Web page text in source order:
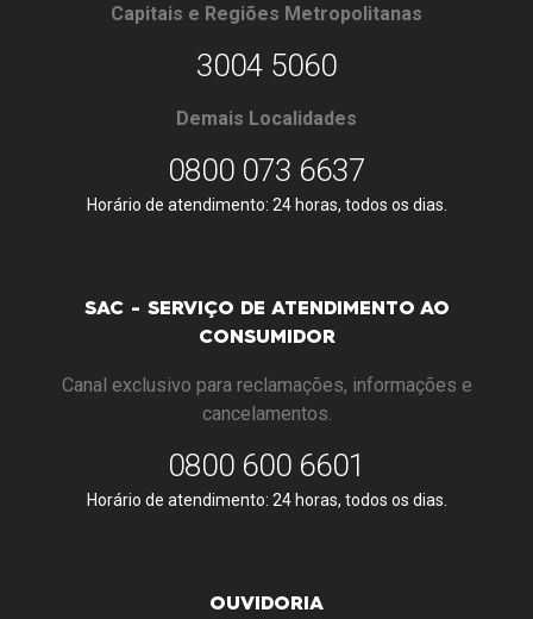
Capitais e Regiões Metropolitanas
3004 5060
Demais Localidades
0800 073 6637
Horário de atendimento: 24 horas, todos os dias.
SAC - SERVIÇO DE ATENDIMENTO AO
CONSUMIDOR
Canal exclusivo para reclamações, informações e
cancelamentos.
0800 600 6601
Horário de atendimento: 24 horas, todos os dias.
OUVIDORIA